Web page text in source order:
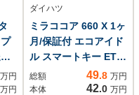
行
ン
万円
万円
ダイハツ
ミラココア 660 X 1ヶ
月/保証付 エコアイド
ル スマートキー ETC
ベンチシート
CD/AUX
総額 49.8 万円
本体
42.0 万円